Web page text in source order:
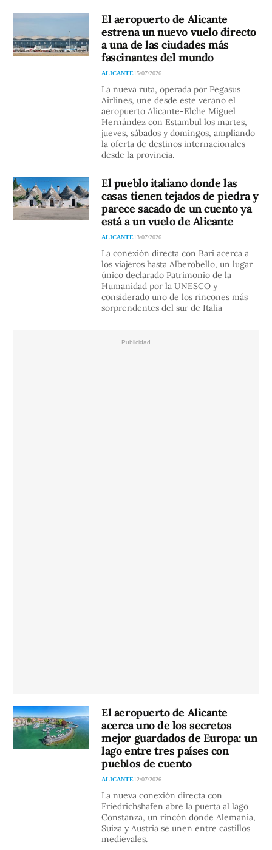
El aeropuerto de Alicante
estrena un nuevo vuelo directo
a una de las ciudades más
fascinantes del mundo
ALICANTE15/07/2026
La nueva ruta, operada por Pegasus
Airlines, une desde este verano el
aeropuerto Alicante-Elche Miguel
Hernández con Estambul los martes,
jueves, sábados y domingos, ampliando
la oferta de destinos internacionales
desde la provincia.
El pueblo italiano donde las
casas tienen tejados de piedra y
parece sacado de un cuento ya
está a un vuelo de Alicante
ALICANTE13/07/2026
La conexión directa con Bari acerca a
los viajeros hasta Alberobello, un lugar
único declarado Patrimonio de la
Humanidad por la UNESCO y
considerado uno de los rincones más
sorprendentes del sur de Italia
El aeropuerto de Alicante
acerca uno de los secretos
mejor guardados de Europa: un
lago entre tres países con
pueblos de cuento
ALICANTE12/07/2026
La nueva conexión directa con
Friedrichshafen abre la puerta al lago
Constanza, un rincón donde Alemania,
Suiza y Austria se unen entre castillos
medievales.